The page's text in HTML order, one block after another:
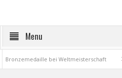
Menu
Bronzemedaille bei Weltmeisterschaft